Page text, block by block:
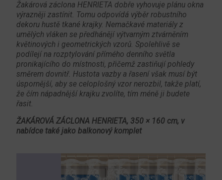
Žakárová záclona HENRIETA dobře vyhovuje plánu okna
výrazněji zastínit. Tomu odpovídá výběr robustního
dekoru hustě tkané krajky. Nemačkavé materiály z
umělých vláken se předhánějí výtvarným ztvárněním
květinových i geometrických vzorů. Spolehlivě se
podílejí na rozptylování přímého denního světla
pronikajícího do místnosti, přičemž zastiňují pohledy
směrem dovnitř. Hustota vazby a řasení však musí být
úspornější, aby se celoplošný vzor nerozbil, takže platí,
že čím nápadnější krajku zvolíte, tím méně ji budete
řasit.
ŽAKÁROVÁ ZÁCLONA HENRIETA, 350 × 160 cm, v
nabídce také jako balkonový komplet